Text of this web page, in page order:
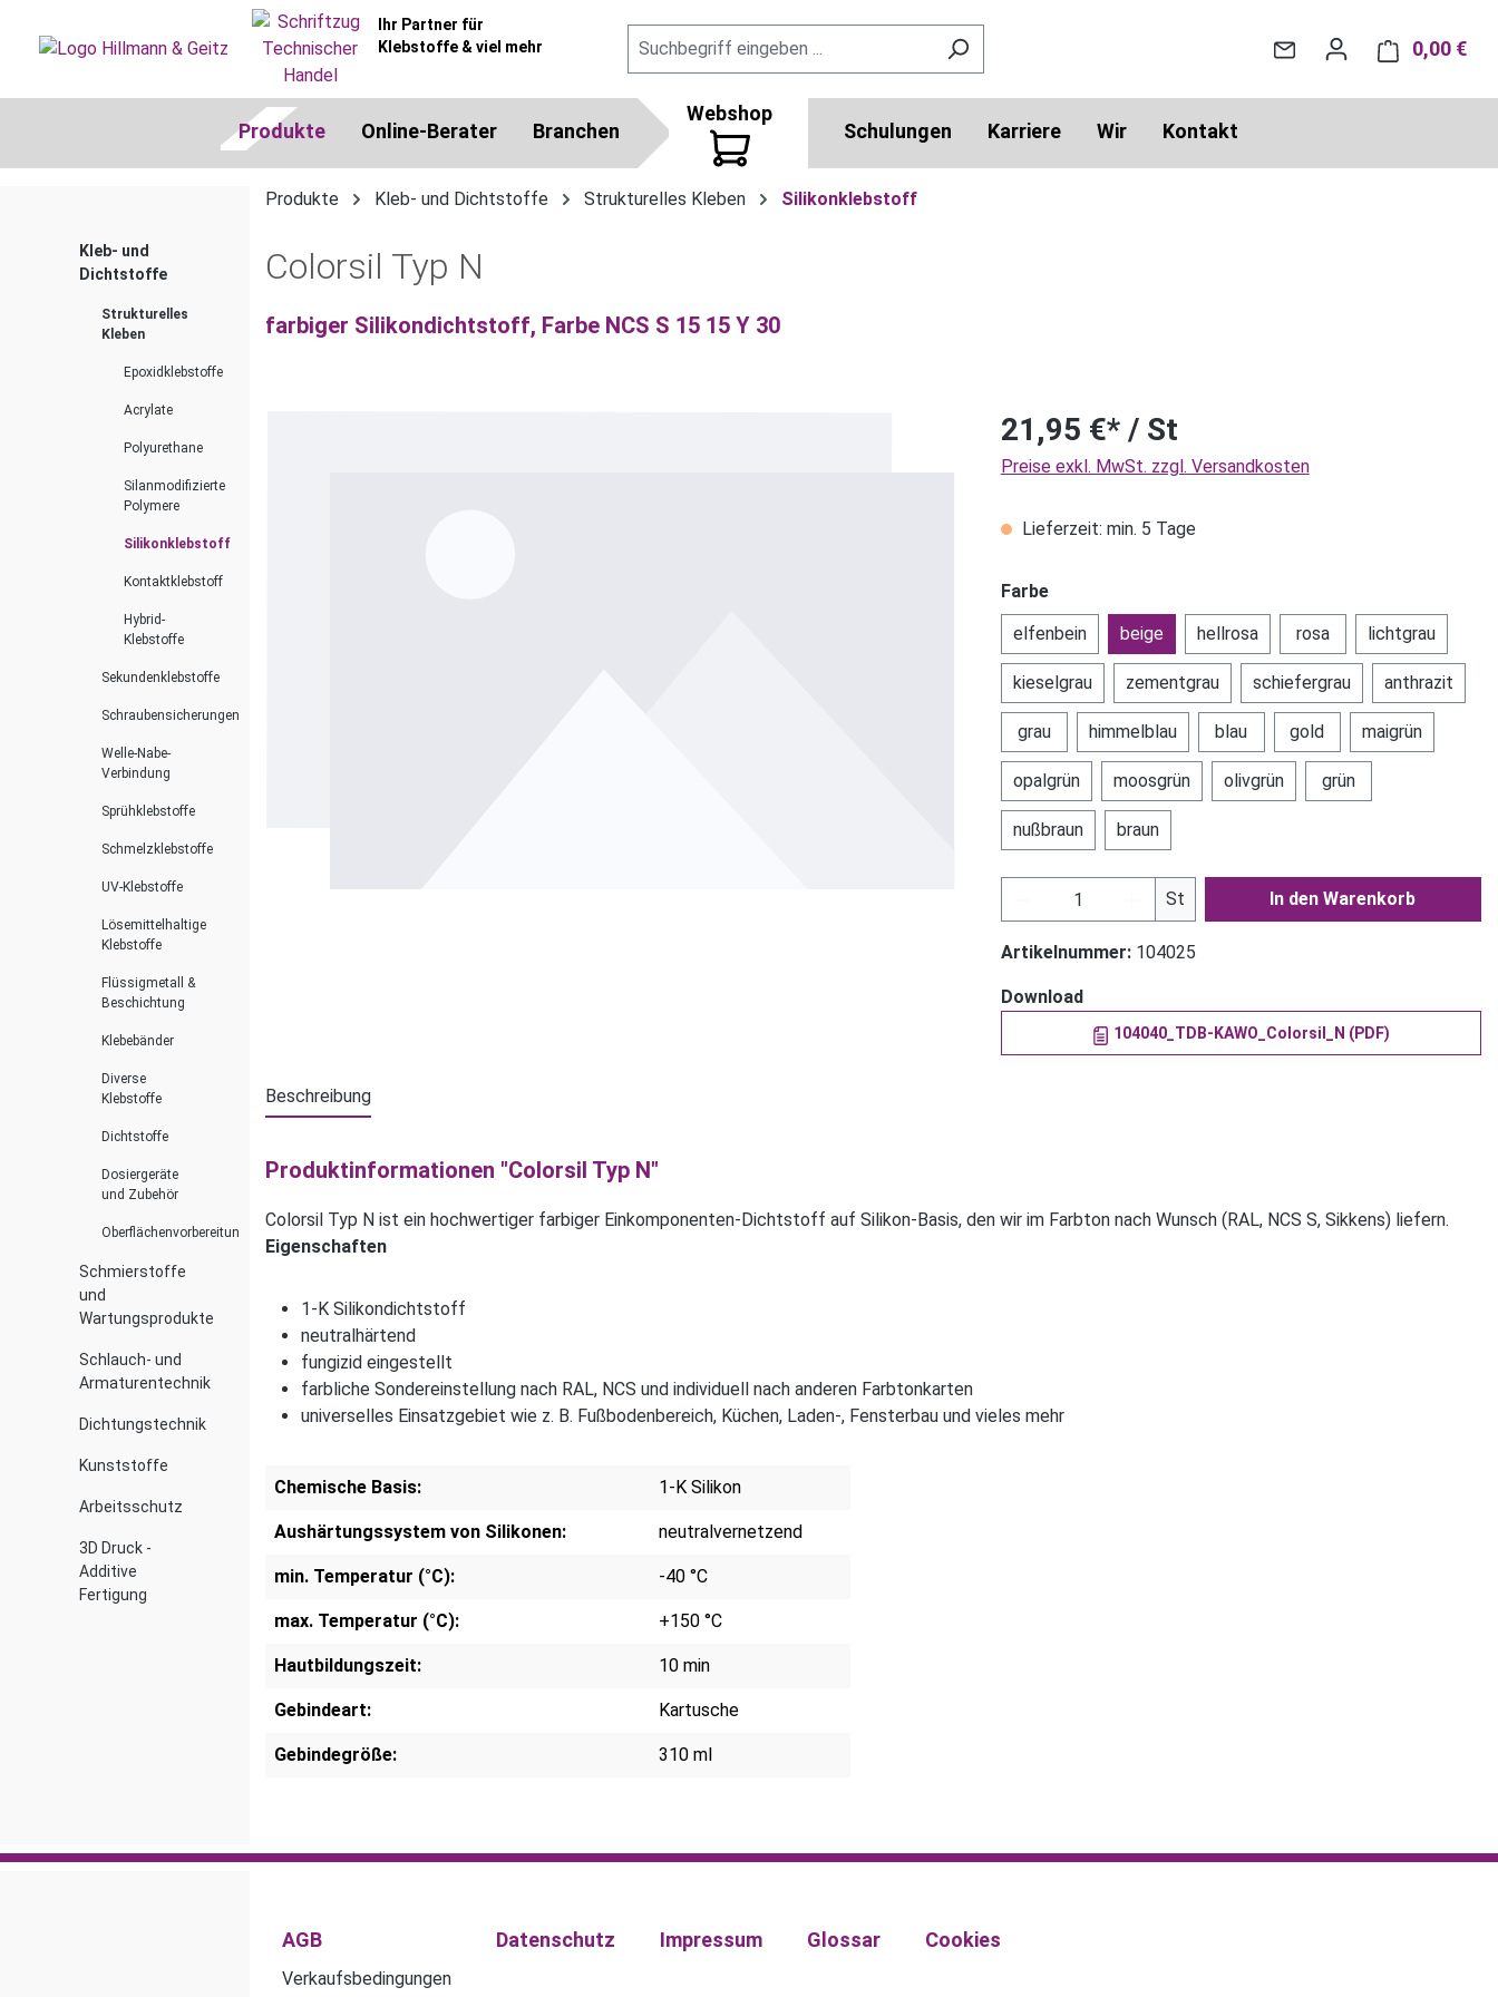
Zur Hauptnavigation springen
Ihr Partner für
Klebstoffe & viel mehr
0,00 €
Produkte Online-Berater Branchen
Webshop
Schulungen Karriere Wir Kontakt
Kleb- und
Dichtstoffe
Strukturelles
Kleben
Epoxidklebstoffe
Acrylate
Polyurethane
Silanmodifizierte
Polymere
Silikonklebstoff
Kontaktklebstoff
Hybrid-
Klebstoffe
Sekundenklebstoffe
Schraubensicherungen
Welle-Nabe-
Verbindung
Sprühklebstoffe
Schmelzklebstoffe
UV-Klebstoffe
Lösemittelhaltige
Klebstoffe
Flüssigmetall &
Beschichtung
Klebebänder
Diverse
Klebstoffe
Dichtstoffe
Dosiergeräte
und Zubehör
Oberflächenvorbereitung
Schmierstoffe
und
Wartungsprodukte
Schlauch- und
Armaturentechnik
Dichtungstechnik
Kunststoffe
Arbeitsschutz
3D Druck -
Additive
Fertigung
Produkte Kleb- und Dichtstoffe Strukturelles Kleben Silikonklebstoff
Colorsil Typ N
farbiger Silikondichtstoff, Farbe NCS S 15 15 Y 30
21,95 €* / St
Preise exkl. MwSt. zzgl. Versandkosten
Lieferzeit: min. 5 Tage
Farbe
elfenbein
beige hellrosa rosa lichtgrau
kieselgrau zementgrau schiefergrau anthrazit
grau himmelblau blau gold maigrün
opalgrün moosgrün olivgrün grün
nußbraun braun
Produkt Anzahl: Gib den gewünschten
St In den Warenkorb
Artikelnummer: 104025
Download
104040_TDB-KAWO_Colorsil_N (PDF)
Beschreibung
Produktinformationen "Colorsil Typ N"
Colorsil Typ N ist ein hochwertiger farbiger Einkomponenten-Dichtstoff auf Silikon-Basis, den wir im Farbton nach Wunsch (RAL, NCS S, Sikkens) liefern.
Eigenschaften
1-K Silikondichtstoff
neutralhärtend
fungizid eingestellt
farbliche Sondereinstellung nach RAL, NCS und individuell nach anderen Farbtonkarten
universelles Einsatzgebiet wie z. B. Fußbodenbereich, Küchen, Laden-, Fensterbau und vieles mehr
Chemische Basis: 1-K Silikon
Aushärtungssystem von Silikonen: neutralvernetzend
min. Temperatur (°C): -40 °C
max. Temperatur (°C): +150 °C
Hautbildungszeit: 10 min
Gebindeart: Kartusche
Gebindegröße: 310 ml
AGB
Verkaufsbedingungen
Datenschutz Impressum Glossar Cookies